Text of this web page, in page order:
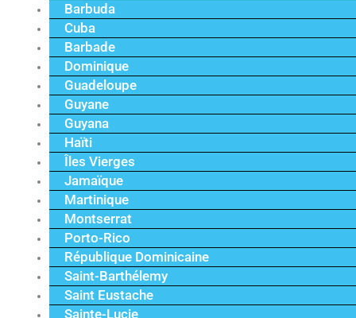
Barbuda
Cuba
Barbade
Dominique
Guadeloupe
Guyane
Guyana
Haïti
Îles Vierges
Jamaïque
Martinique
Montserrat
Porto-Rico
République Dominicaine
Saint-Barthélemy
Saint Eustache
Sainte-Lucie